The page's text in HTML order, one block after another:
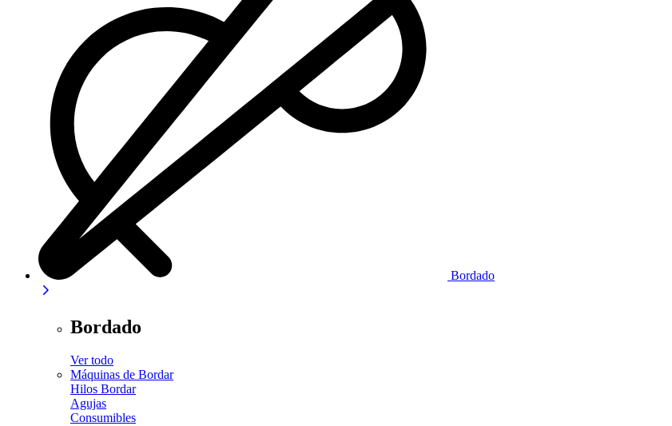
Bordado
Bordado
Ver todo
Máquinas de Bordar
Hilos Bordar
Agujas
Consumibles